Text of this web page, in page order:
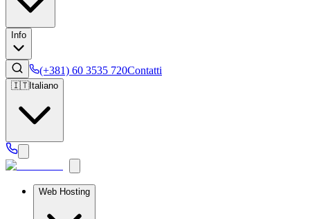
Info
(+381) 60 3535 720Contatti
🇮🇹Italiano
Web Hosting